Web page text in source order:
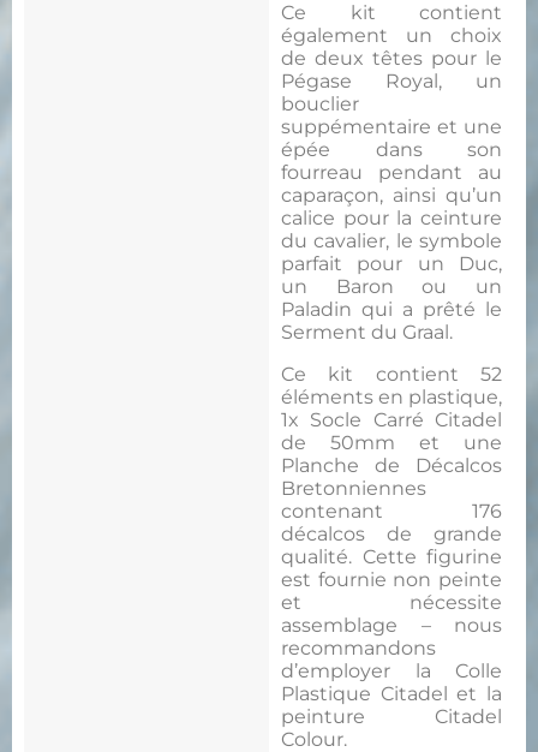
Ce kit contient
également un choix
de deux têtes pour le
Pégase Royal, un
bouclier
suppémentaire et une
épée dans son
fourreau pendant au
caparaçon, ainsi qu’un
calice pour la ceinture
du cavalier, le symbole
parfait pour un Duc,
un Baron ou un
Paladin qui a prêté le
Serment du Graal.
Ce kit contient 52
éléments en plastique,
1x Socle Carré Citadel
de 50mm et une
Planche de Décalcos
Bretonniennes
contenant 176
décalcos de grande
qualité. Cette figurine
est fournie non peinte
et nécessite
assemblage – nous
recommandons
d’employer la Colle
Plastique Citadel et la
peinture Citadel
Colour.